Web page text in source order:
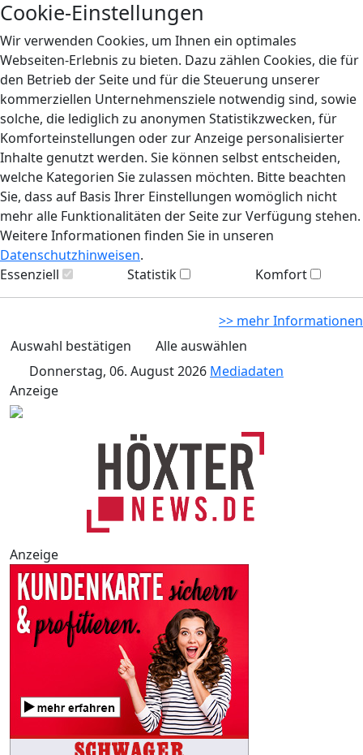
Cookie-Einstellungen
Wir verwenden Cookies, um Ihnen ein optimales
Webseiten-Erlebnis zu bieten. Dazu zählen Cookies, die für
den Betrieb der Seite und für die Steuerung unserer
kommerziellen Unternehmensziele notwendig sind, sowie
solche, die lediglich zu anonymen Statistikzwecken, für
Komforteinstellungen oder zur Anzeige personalisierter
Inhalte genutzt werden. Sie können selbst entscheiden,
welche Kategorien Sie zulassen möchten. Bitte beachten
Sie, dass auf Basis Ihrer Einstellungen womöglich nicht
mehr alle Funktionalitäten der Seite zur Verfügung stehen.
Weitere Informationen finden Sie in unseren
Datenschutzhinweisen.
Essenziell
Statistik Komfort
>> mehr Informationen
Auswahl bestätigen
Alle auswählen
Donnerstag, 06. August 2026 Mediadaten
Anzeige
Anzeige